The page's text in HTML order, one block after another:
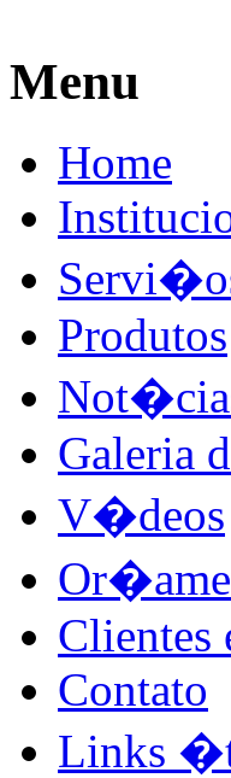
Menu
Home
Produtos
Galeria
V�deos
Clientes
Contato
Links